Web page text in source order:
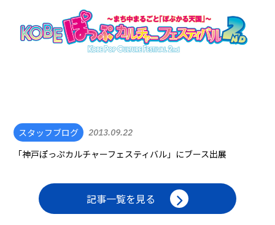
スタッフブログ 2013.09.22
「神戸ぽっぷカルチャーフェスティバル」にブース出展
記事一覧を見る